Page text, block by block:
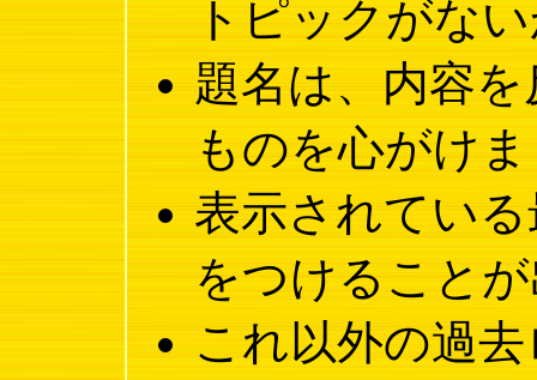
トピックがな
題名は、内容
ものを心がけ
表示されてい
をつけること
これ以外の過